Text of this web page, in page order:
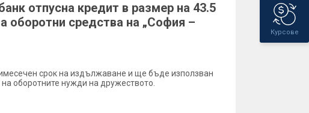
Курсове
отпусна кредит в размер на 43.5
оборотни средства на „София –
срок на издължаване и ще бъде използван
оборотните нужди на дружеството.